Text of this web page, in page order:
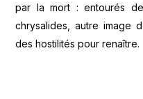
par la mort : entourés
chrysalides, autre image
des hostilités pour renaître.